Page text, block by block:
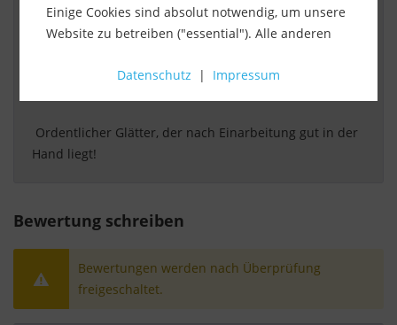
Hand liegt!
Bewertung schreiben
Bewertungen werden nach Überprüfung
freigeschaltet.
Einige Cookies sind absolut notwendig, um unsere
Website zu betreiben ("essential"). Alle anderen
Verwendung zustimmen (z. B. für Google Maps).
Akkordeon-Elementen können Sie wählen, ob Sie
"nur wesentliche Cookies ", "alle Cookies
essentiellen Cookies ist freiwillig. Sie können Ihre
Einstellungen auch nachträglich über die
Schaltfläche "Cookie-Einstellungen" ändern, die Sie
Datenschutz | Impressum